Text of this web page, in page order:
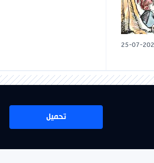
25-07-
تحميل